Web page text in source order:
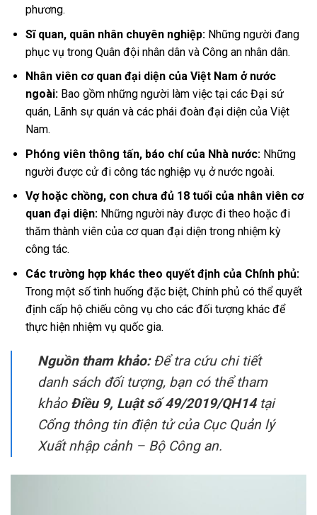
phương.
Sĩ quan, quân nhân chuyên nghiệp:Những người đang
phục vụ trong Quân đội nhân dân và Công an nhân dân.
Nhân viên cơ quan đại diện của Việt Nam ở nước
ngoài:Bao gồm những người làm việc tại các Đại sứ
quán, Lãnh sự quán và các phái đoàn đại diện của Việt
Nam.
Phóng viên thông tấn, báo chí của Nhà nước:Những
người được cử đi công tác nghiệp vụ ở nước ngoài.
Vợ hoặc chồng, con chưa đủ 18 tuổi của nhân viên cơ
quan đại diện:Những người này được đi theo hoặc đi
thăm thành viên của cơ quan đại diện trong nhiệm kỳ
công tác.
Các trường hợp khác theo quyết định của Chính phủ:
Trong một số tình huống đặc biệt, Chính phủ có thể quyết
định cấp hộ chiếu công vụ cho các đối tượng khác để
thực hiện nhiệm vụ quốc gia.
Nguồn tham khảo:Để tra cứu chi tiết
danh sách đối tượng, bạn có thể tham
khảo Điều 9, Luật số 49/2019/QH14tại
Cổng thông tin điện tử của Cục Quản lý
Xuất nhập cảnh – Bộ Công an.